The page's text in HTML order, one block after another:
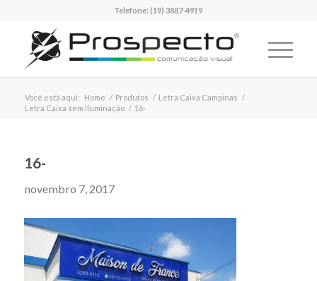
Telefone:(19) 3887-4919
Você está aqui: Home / Produtos / Letra Caixa Campinas /
Letra Caixa sem Iluminação / 16-
16-
novembro 7, 2017